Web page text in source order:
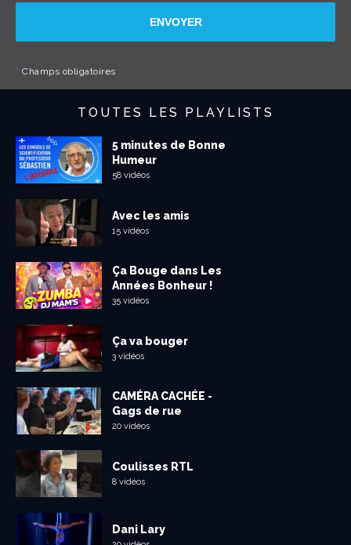
ENVOYER
* Champs obligatoires
TOUTES LES PLAYLISTS
5 minutes de Bonne
Humeur
58 vidéos
Avec les amis
15 vidéos
Ça Bouge dans Les
Années Bonheur !
35 vidéos
Ça va bouger
3 vidéos
CAMÉRA CACHÉE -
Gags de rue
20 vidéos
Coulisses RTL
8 vidéos
Dani Lary